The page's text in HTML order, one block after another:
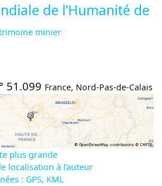
de l’Humanité de
minier
51.099 France, Nord-Pas-de-Calais
plus grande
localisation à l’auteur
: GPS, KML